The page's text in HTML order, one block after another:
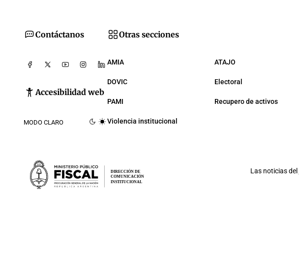
Contáctanos
Accesibilidad web
MODO CLARO
Otras secciones
AMIA ATAJO
DOVIC Electoral
PAMI Recupero de activos
Violencia institucional
DIRECCIÓN DE
COMUNICACIÓN
INSTITUCIONAL
Las noticias del